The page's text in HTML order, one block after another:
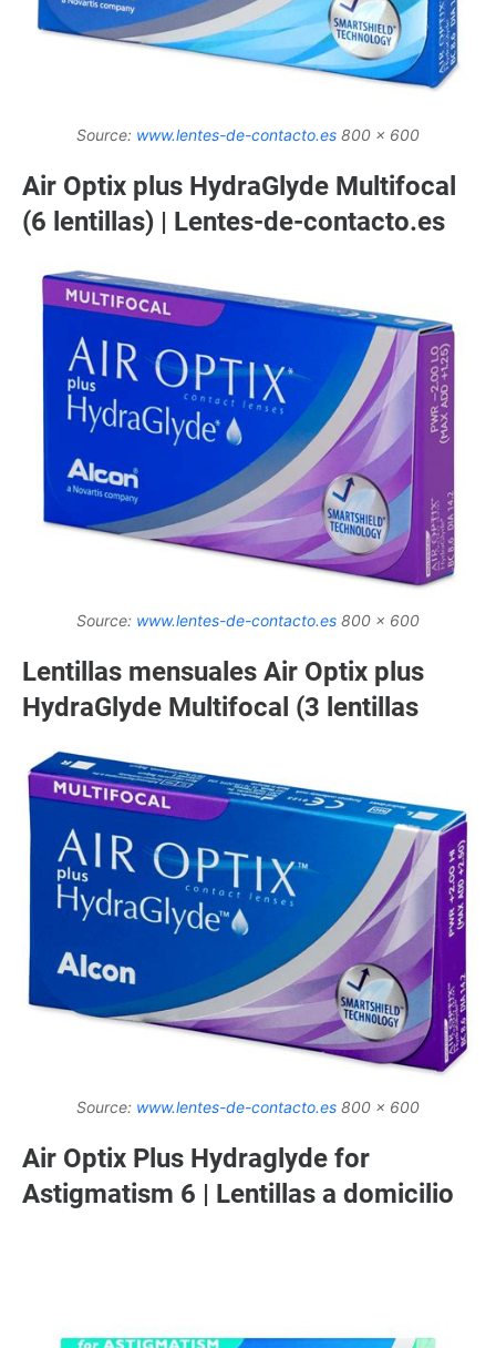
Source: www.lentes-de-contacto.es 800 x 600
Air Optix plus HydraGlyde Multifocal
(6 lentillas) | Lentes-de-contacto.es
Source: www.lentes-de-contacto.es 800 x 600
Lentillas mensuales Air Optix plus
HydraGlyde Multifocal (3 lentillas
Source: www.lentes-de-contacto.es 800 x 600
Air Optix Plus Hydraglyde for
Astigmatism 6 | Lentillas a domicilio